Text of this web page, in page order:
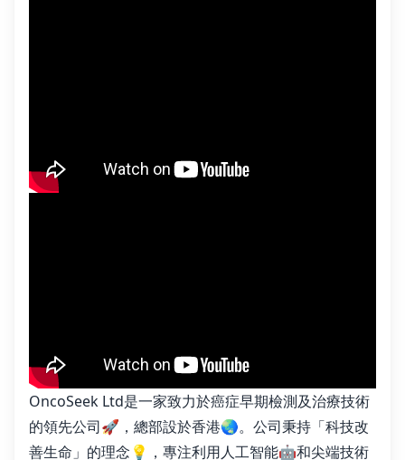
OncoSeek Ltd是一家致力於癌症早期檢測及治療技術
的領先公司🚀，總部設於香港🌏。公司秉持「科技改
善生命」的理念💡，專注利用人工智能🤖和尖端技術